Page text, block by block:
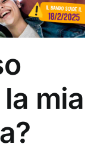
mia